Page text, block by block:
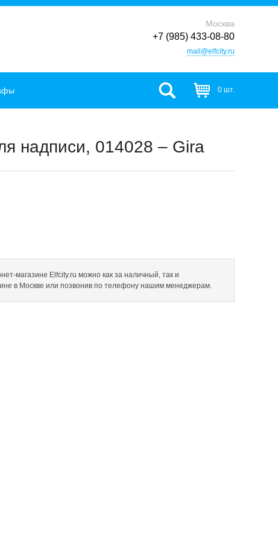
Москва
+7 (985) 433-08-80
mail@elfcity.ru
0 шт.
надписи, 014028 – Gira
магазине Elfcity.ru можно как за наличный, так и
в Москве или позвонив по телефону нашим менеджерам.